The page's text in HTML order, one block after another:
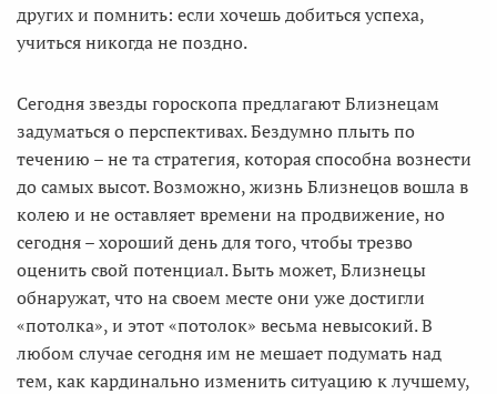
других и помнить: если хочешь добиться успеха,
учиться никогда не поздно.
Сегодня звезды гороскопа предлагают Близнецам
задуматься о перспективах. Бездумно плыть по
течению – не та стратегия, которая способна вознести
до самых высот. Возможно, жизнь Близнецов вошла в
колею и не оставляет времени на продвижение, но
сегодня – хороший день для того, чтобы трезво
оценить свой потенциал. Быть может, Близнецы
обнаружат, что на своем месте они уже достигли
«потолка», и этот «потолок» весьма невысокий. В
любом случае сегодня им не мешает подумать над
тем, как кардинально изменить ситуацию к лучшему,